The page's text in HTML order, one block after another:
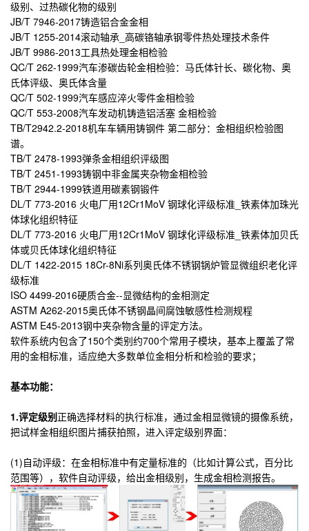
级别、过热碳化物的级别
JB/T 7946-2017铸造铝合金金相
JB/T 1255-2014滚动轴承_高碳铬轴承钢零件热处理技术条件
JB/T 9986-2013工具热处理金相检验
QC/T 262-1999汽车渗碳齿轮金相检验：马氏体针长、碳化物、奥
氏体评级、奥氏体含量
QC/T 502-1999汽车感应淬火零件金相检验
QC/T 553-2008汽车发动机铸造铝活塞 金相检验
TB/T2942.2-2018机车车辆用铸钢件 第二部分：金相组织检验图
谱。
TB/T 2478-1993弹条金相组织评级图
TB/T 2451-1993铸钢中非金属夹杂物金相检验
TB/T 2944-1999铁道用碳素钢锻件
DL/T 773-2016 火电厂用12Cr1MoV 钢球化评级标准_铁素体加珠光
体球化组织特征
DL/T 773-2016 火电厂用12Cr1MoV 钢球化评级标准_铁素体加贝氏
体或贝氏体球化组织特征
DL/T 1422-2015 18Cr-8Ni系列奥氏体不锈钢锅炉管显微组织老化评
级标准
ISO 4499-2016硬质合金--显微结构的金相测定
ASTM A262-2015奥氏体不锈钢晶间腐蚀敏感性检测规程
ASTM E45-2013钢中夹杂物含量的评定方法。
软件系统内包含了150个类别约700个常用子模块，基本上覆盖了常
用的金相标准，适应绝大多数单位金相分析和检验的要求；
基本功能：
1.评定级别正确选择材料的执行标准，通过金相显微镜的摄像系统，
把试样金相组织图片捕获拍照，进入评定级别界面：
(1)自动评级：在金相标准中有定量标准的（比如计算公式，百分比
范围等），软件自动评级，给出金相级别，生成金相检测报告。